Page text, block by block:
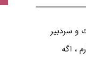
و سردبير
، اگه